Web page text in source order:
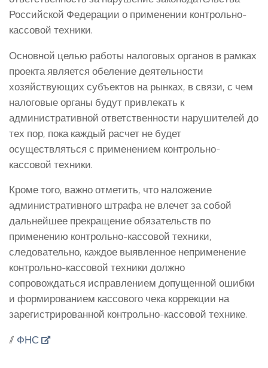
Российской Федерации о применении контрольно-
кассовой техники.
Основной целью работы налоговых органов в рамках
проекта является обеление деятельности
хозяйствующих субъектов на рынках, в связи, с чем
налоговые органы будут привлекать к
административной ответственности нарушителей до
тех пор, пока каждый расчет не будет
осуществляться с применением контрольно-
кассовой техники.
Кроме того, важно отметить, что наложение
административного штрафа не влечет за собой
дальнейшее прекращение обязательств по
применению контрольно-кассовой техники,
следовательно, каждое выявленное неприменение
контрольно-кассовой техники должно
сопровождаться исправлением допущенной ошибки
и формированием кассового чека коррекции на
зарегистрированной контрольно-кассовой технике.
// ФНС